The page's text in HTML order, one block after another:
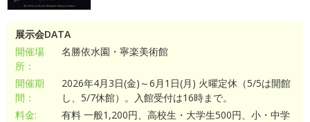
展示会DATA
開催場
所：
名勝依水園・寧楽美術館
開催期
間：
2026年4月3日(金)～6月1日(月) 火曜定休（5/5は開館
し、5/7休館）。入館受付は16時まで。
料金:
有料 一般1,200円、高校生・大学生500円、小・中学